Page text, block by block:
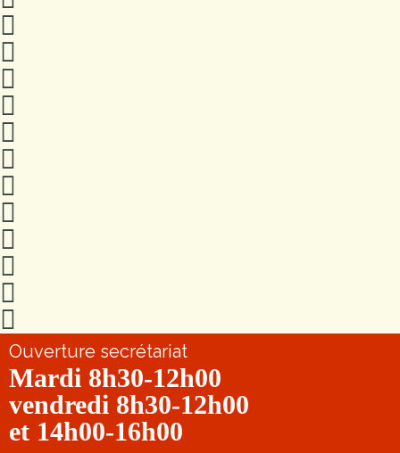
Ouverture secrétariat
Mardi 8h30-12h00
vendredi 8h30-12h00
et 14h00-16h00